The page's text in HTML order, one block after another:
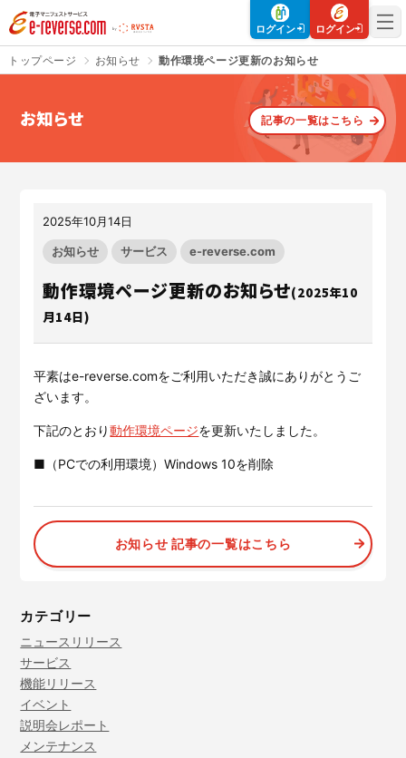
電子マニフェストサービス | e-reverse.com（イーリバースドットコ
ログイン ログイン
さよなら、紙マニフェスト
サービスサイトを見る
建設現場をICTでスマートに
入退場も、調整会議も、もっと
テムを提供するサービスです。
サービスサイトを見る
の算出・可視化が可能な新しい
クラウドサービスです。
施工管理業務の標準化とノウハ
ウ継承を支援するサービスで
す。
サービスサイトを見る
元請会社の裁量で独自のポイン
トプログラムを簡便に構築でき
るサービスです。
トップページ お知らせ 動作環境ページ更新のお知らせ
お知らせ 記事の一覧はこちら
2025年10月14日
お知らせ サービス e-reverse.com
動作環境ページ更新のお知らせ(2025年10
月14日)
平素はe-reverse.comをご利用いただき誠にありがとうご
ざいます。
下記のとおり動作環境ページを更新いたしました。
■（PCでの利用環境）Windows 10を削除
お知らせ 記事の一覧はこちら
カテゴリー
ニュースリリース
サービス
機能リリース
イベント
説明会レポート
メンテナンス